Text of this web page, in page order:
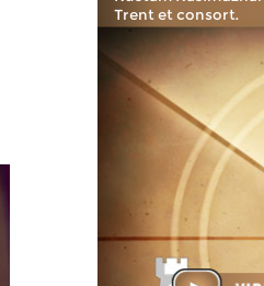
Trent et consort.